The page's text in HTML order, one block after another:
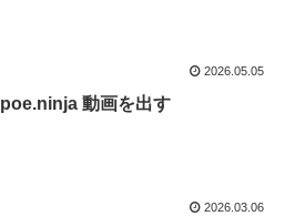
2026.05.05
poe.ninja 動画を出す
2026.03.06